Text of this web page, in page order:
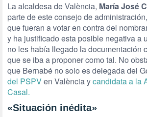
La alcaldesa de València, María José
parte de este consejo de
que fueran a votar en contra del
y ha justificado esta posible negativa a
no les había llegado la documentación
que se iba a proponer como tal. No
que Bernabé no solo es delegada del
del PSPVen València ycandidata a la
Casal.
«Situación inédita»